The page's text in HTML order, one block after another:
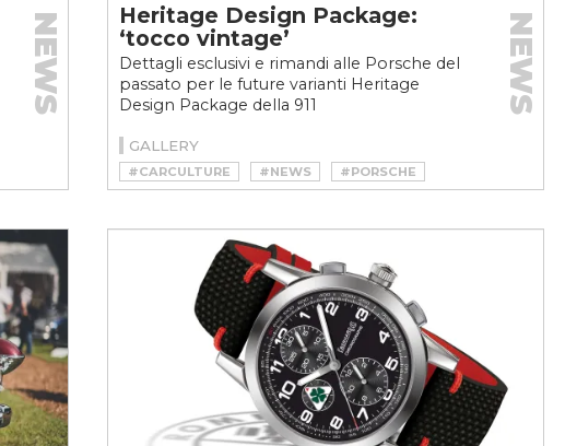
NEWS
Heritage Design Package:
‘tocco vintage’
Dettagli esclusivi e rimandi alle Porsche del
passato per le future varianti Heritage
Design Package della 911
NEWS
GALLERY
#CARCULTURE #NEWS
#PORSCHE
#VINTAGE